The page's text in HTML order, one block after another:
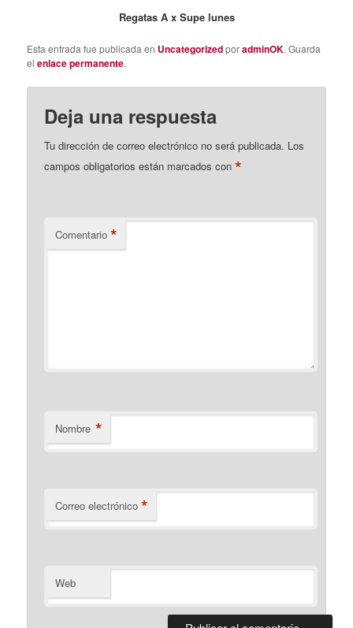
Regatas A x Supe lunes
Esta entrada fue publicada en UncategorizedporadminOK. Guarda
elenlace permanente.
Deja una respuesta
Tu dirección de correo electrónico no será publicada. Los
campos obligatorios están marcados con*
Comentario *
Nombre *
Correo electrónico *
Web